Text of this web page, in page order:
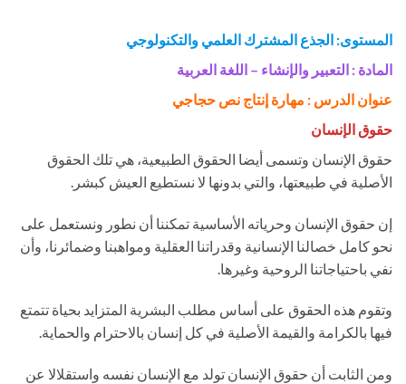
المستوى: الجذع المشترك العلمي والتكنولوجي
المادة : التعبير والإنشاء – اللغة العربية
عنوان الدرس : مهارة إنتاج نص حجاجي
حقوق الإنسان
حقوق الإنسان وتسمى أيضا الحقوق الطبيعية، هي تلك الحقوق
الأصلية في طبيعتها، والتي بدونها لا نستطيع العيش كبشر.
إن حقوق الإنسان وحرياته الأساسية تمكننا أن نطور ونستعمل على
نحو كامل خصالنا الإنسانية وقدراتنا العقلية ومواهبنا وضمائرنا، وأن
نفي باحتياجاتنا الروحية وغيرها.
وتقوم هذه الحقوق على أساس مطلب البشرية المتزايد بحياة تتمتع
فيها بالكرامة والقيمة الأصلية في كل إنسان بالاحترام والحماية.
ومن الثابت أن حقوق الإنسان تولد مع الإنسان نفسه واستقلالا عن